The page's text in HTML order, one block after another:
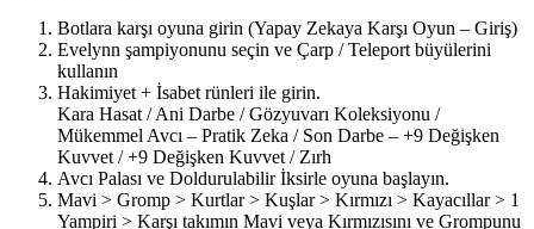
Botlara karşı oyuna girin (Yapay Zekaya Karşı Oyun – Giriş)
Evelynn şampiyonunu seçin ve Çarp / Teleport büyülerini
kullanın
Hakimiyet + İsabet rünleri ile girin.
Kara Hasat / Ani Darbe / Gözyuvarı Koleksiyonu /
Mükemmel Avcı – Pratik Zeka / Son Darbe – +9 Değişken
Kuvvet / +9 Değişken Kuvvet / Zırh
Avcı Palası ve Doldurulabilir İksirle oyuna başlayın.
Mavi > Gromp > Kurtlar > Kuşlar > Kırmızı > Kayacıllar > 1
Yampiri > Karşı takımın Mavi veya Kırmızısını ve Grompunu